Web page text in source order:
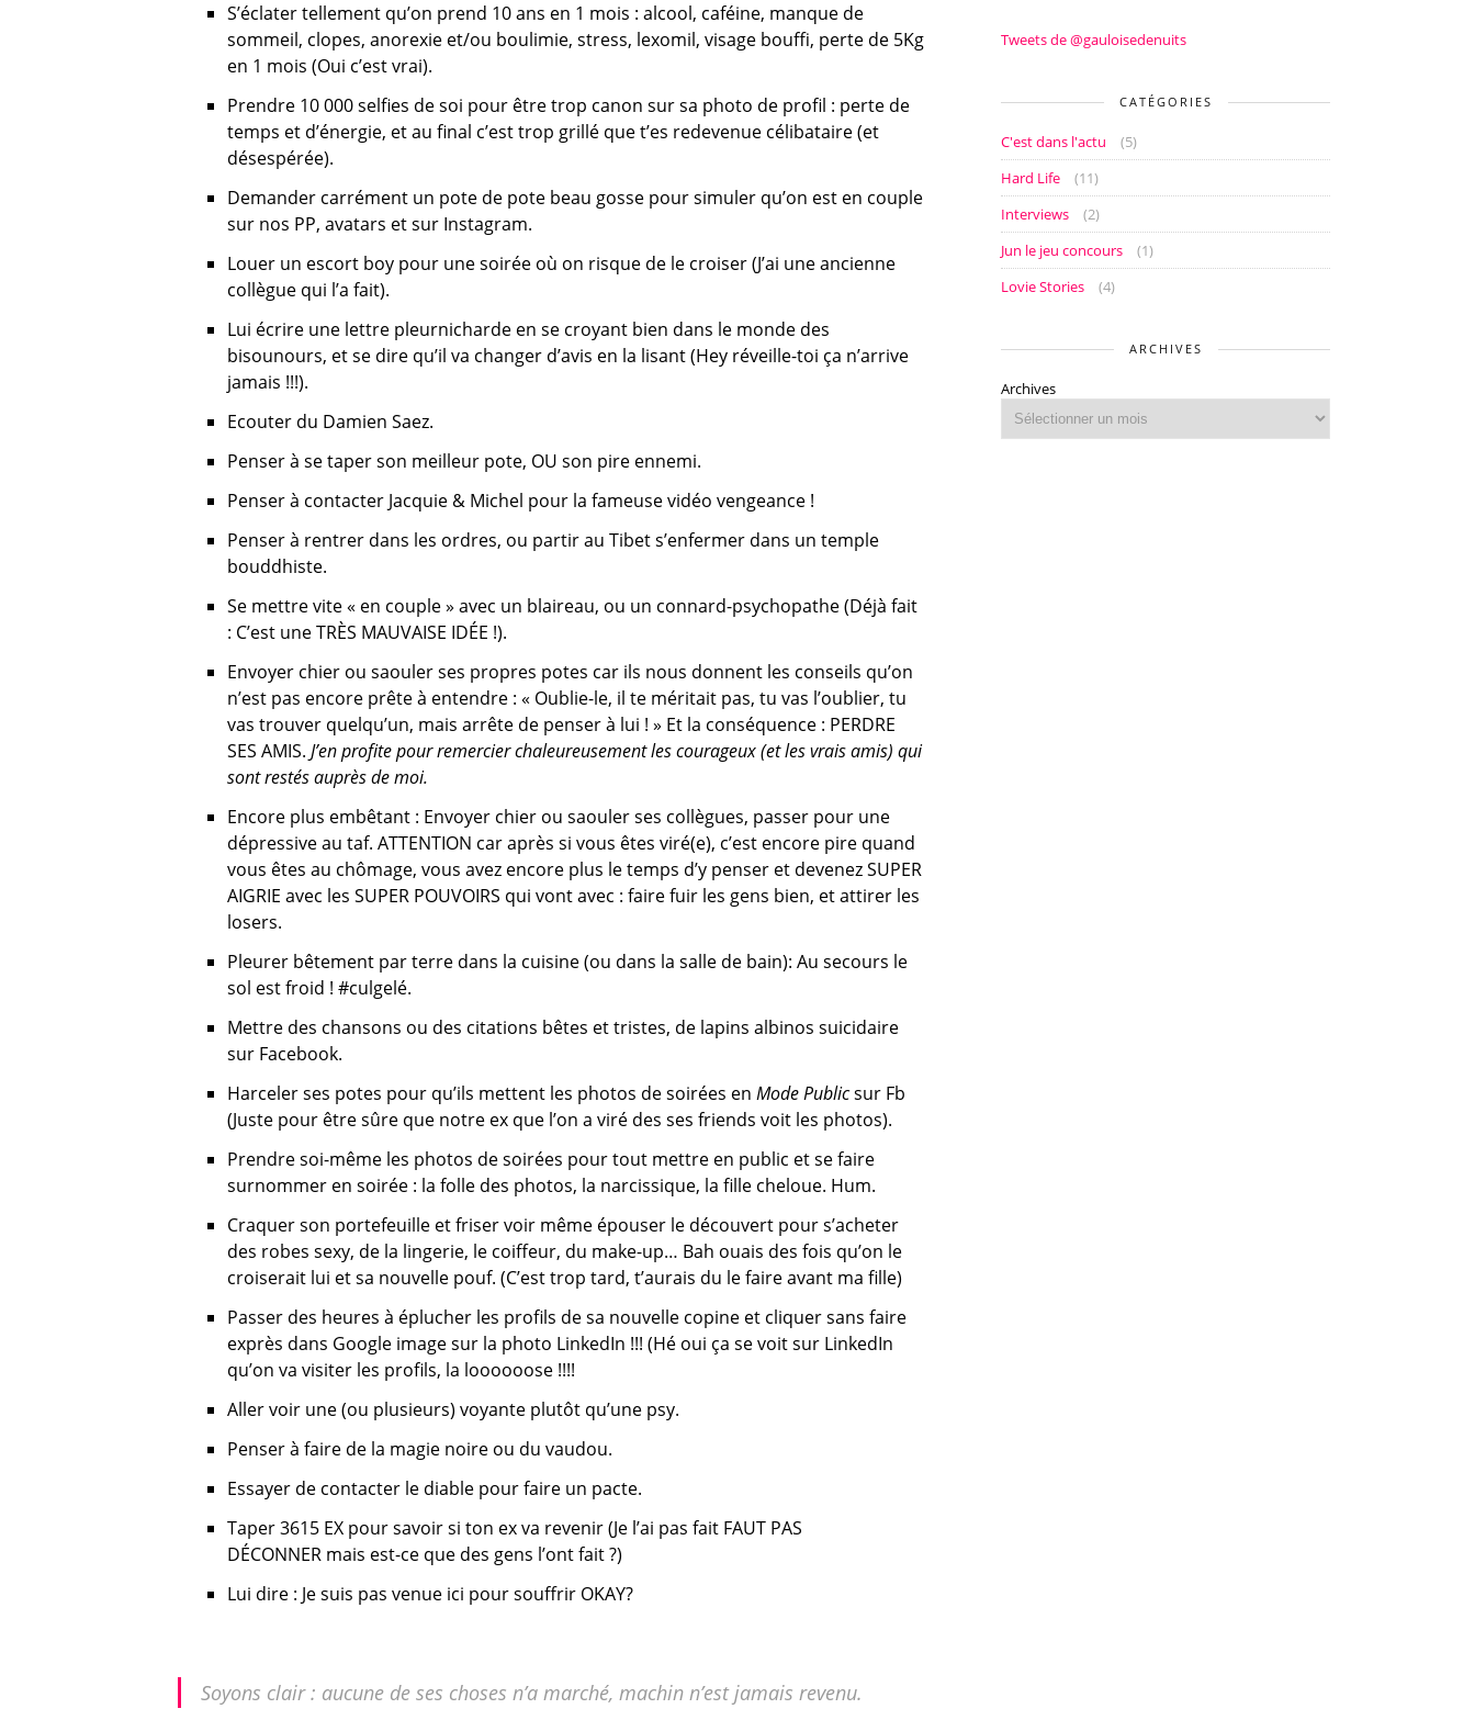
S’éclater tellement qu’on prend 10 ans en 1 mois : alcool, caféine, manque de
sommeil, clopes, anorexie et/ou boulimie, stress, lexomil, visage bouffi, perte de 5Kg
en 1 mois (Oui c’est vrai).
Prendre 10 000 selfies de soi pour être trop canon sur sa photo de profil : perte de
temps et d’énergie, et au final c’est trop grillé que t’es redevenue célibataire (et
désespérée).
Demander carrément un pote de pote beau gosse pour simuler qu’on est en couple
sur nos PP, avatars et sur Instagram.
Louer un escort boy pour une soirée où on risque de le croiser (J’ai une ancienne
collègue qui l’a fait).
Lui écrire une lettre pleurnicharde en se croyant bien dans le monde des
bisounours, et se dire qu’il va changer d’avis en la lisant (Hey réveille-toi ça n’arrive
jamais !!!).
Ecouter du Damien Saez.
Penser à se taper son meilleur pote, OU son pire ennemi.
Penser à contacter Jacquie & Michel pour la fameuse vidéo vengeance !
Penser à rentrer dans les ordres, ou partir au Tibet s’enfermer dans un temple
bouddhiste.
Se mettre vite « en couple » avec un blaireau, ou un connard-psychopathe (Déjà fait
: C’est une TRÈS MAUVAISE IDÉE !).
Envoyer chier ou saouler ses propres potes car ils nous donnent les conseils qu’on
n’est pas encore prête à entendre : « Oublie-le, il te méritait pas, tu vas l’oublier, tu
vas trouver quelqu’un, mais arrête de penser à lui ! » Et la conséquence : PERDRE
SES AMIS. J’en profite pour remercier chaleureusement les courageux (et les vrais amis) qui
sont restés auprès de moi.
Encore plus embêtant : Envoyer chier ou saouler ses collègues, passer pour une
dépressive au taf. ATTENTION car après si vous êtes viré(e), c’est encore pire quand
vous êtes au chômage, vous avez encore plus le temps d’y penser et devenez SUPER
AIGRIE avec les SUPER POUVOIRS qui vont avec : faire fuir les gens bien, et attirer les
losers.
Pleurer bêtement par terre dans la cuisine (ou dans la salle de bain): Au secours le
sol est froid ! #culgelé.
Mettre des chansons ou des citations bêtes et tristes, de lapins albinos suicidaire
sur Facebook.
Harceler ses potes pour qu’ils mettent les photos de soirées en Mode Publicsur Fb
(Juste pour être sûre que notre ex que l’on a viré des ses friends voit les photos).
Prendre soi-même les photos de soirées pour tout mettre en public et se faire
surnommer en soirée : la folle des photos, la narcissique, la fille cheloue. Hum.
Craquer son portefeuille et friser voir même épouser le découvert pour s’acheter
des robes sexy, de la lingerie, le coiffeur, du make-up… Bah ouais des fois qu’on le
croiserait lui et sa nouvelle pouf. (C’est trop tard, t’aurais du le faire avant ma fille)
Passer des heures à éplucher les profils de sa nouvelle copine et cliquer sans faire
exprès dans Google image sur la photo LinkedIn !!! (Hé oui ça se voit sur LinkedIn
qu’on va visiter les profils, la loooooose !!!!
Aller voir une (ou plusieurs) voyante plutôt qu’une psy.
Penser à faire de la magie noire ou du vaudou.
Essayer de contacter le diable pour faire un pacte.
Taper 3615 EX pour savoir si ton ex va revenir (Je l’ai pas fait FAUT PAS
DÉCONNER mais est-ce que des gens l’ont fait ?)
Lui dire : Je suis pas venue ici pour souffrir OKAY?
Soyons clair : aucune de ses choses n’a marché, machin n’est jamais revenu.
Tweets de @gauloisedenuits
CATÉGORIES
C'est dans l'actu
(5)
Hard Life
(11)
Interviews
(2)
Jun le jeu concours
(1)
Lovie Stories
(4)
ARCHIVES
Archives